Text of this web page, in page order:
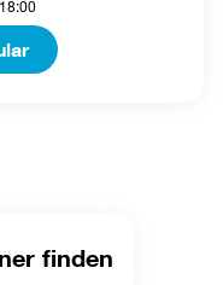
finden